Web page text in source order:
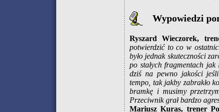
Wypowiedzi
Ryszard Wieczorek,
potwierdzić to co w
było jednak skuteczności
po stałych fragmentach
dziś na pewno jakości
tempo, tak jakby zabrakło
bramkę i musimy
Przeciwnik grał bardzo
Mariusz Kuras, trener